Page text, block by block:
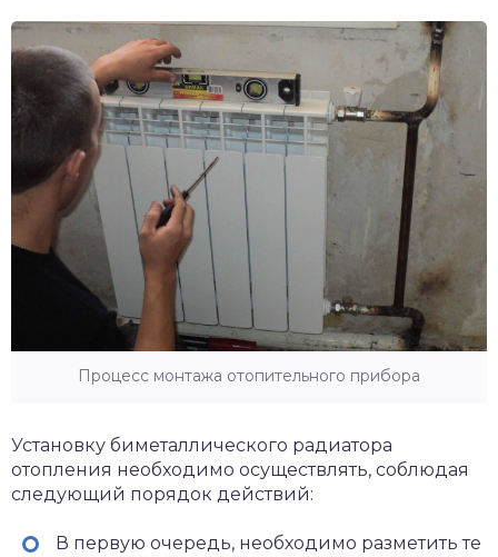
Процесс монтажа отопительного прибора
Установку биметаллического радиатора
отопления необходимо осуществлять, соблюдая
следующий порядок действий:
В первую очередь, необходимо разметить те